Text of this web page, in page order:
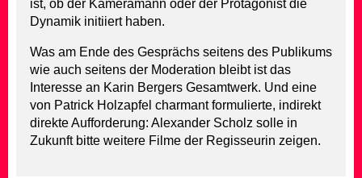
ist, ob der Kameramann oder der Protagonist die
Dynamik initiiert haben.
Was am Ende des Gesprächs seitens des Publikums
wie auch seitens der Moderation bleibt ist das
Interesse an Karin Bergers Gesamtwerk. Und eine
von Patrick Holzapfel charmant formulierte, indirekt
direkte Aufforderung: Alexander Scholz solle in
Zukunft bitte weitere Filme der Regisseurin zeigen.